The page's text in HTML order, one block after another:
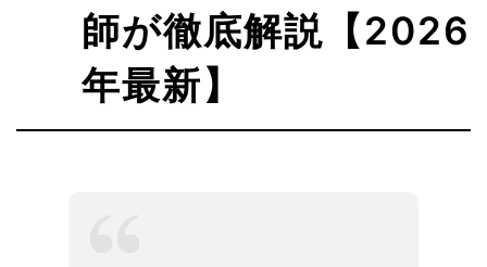
WEB
師が徹底解説【2026
年最新】